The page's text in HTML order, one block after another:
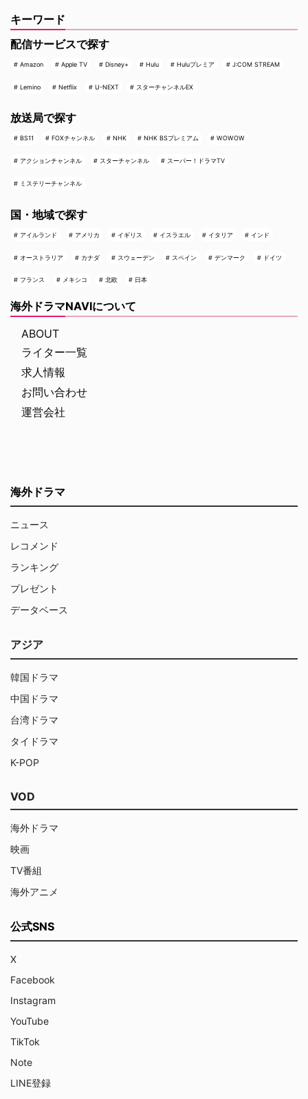
キーワード
配信サービスで探す
Amazon Apple TV Disney+ Hulu Huluプレミア J:COM STREAM
Lemino Netflix U-NEXT スターチャンネルEX
放送局で探す
BS11 FOXチャンネル NHK NHK BSプレミアム WOWOW
アクションチャンネル スターチャンネル スーパー！ドラマTV
ミステリーチャンネル
国・地域で探す
アイルランド アメリカ イギリス イスラエル イタリア インド
オーストラリア カナダ スウェーデン スペイン デンマーク ドイツ
フランス メキシコ 北欧 日本
海外ドラマNAVIについて
ABOUT
ライター一覧
求人情報
お問い合わせ
運営会社
海外ドラマ
ニュース
レコメンド
ランキング
プレゼント
データベース
アジア
韓国ドラマ
中国ドラマ
台湾ドラマ
タイドラマ
K-POP
VOD
海外ドラマ
映画
TV番組
海外アニメ
公式SNS
X
Facebook
Instagram
YouTube
TikTok
Note
LINE登録